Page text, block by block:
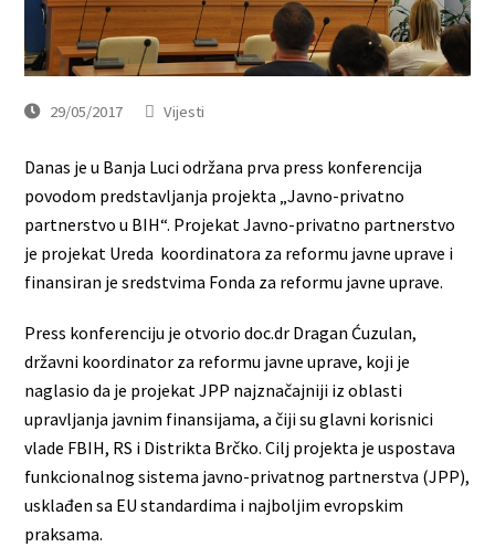
29/05/2017 Vijesti
Danas je u Banja Luci održana prva press konferencija
povodom predstavljanja projekta „Javno-privatno
partnerstvo u BIH“. Projekat Javno-privatno partnerstvo
je projekat Ureda koordinatora za reformu javne uprave i
finansiran je sredstvima Fonda za reformu javne uprave.
Press konferenciju je otvorio doc.dr Dragan Ćuzulan,
državni koordinator za reformu javne uprave, koji je
naglasio da je projekat JPP najznačajniji iz oblasti
upravljanja javnim finansijama, a čiji su glavni korisnici
vlade FBIH, RS i Distrikta Brčko. Cilj projekta je uspostava
funkcionalnog sistema javno-privatnog partnerstva (JPP),
usklađen sa EU standardima i najboljim evropskim
praksama.